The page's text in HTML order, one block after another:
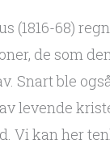
(1816-68)
de som
Snart ble
levende
Vi kan her